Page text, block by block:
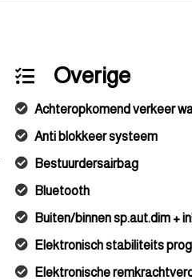
Overige
Achteropkomend verkeer
Anti blokkeer systeem
Bestuurdersairbag
Bluetooth
Buiten/binnen sp.aut.dim +
Elektronisch stabiliteits
Elektronische